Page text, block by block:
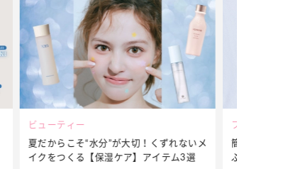
ビューティー
夏だからこそ“水分”が大切！くずれないメ
イクをつくる【保湿ケア】アイテム3選
ファッション
簡単アレン
ぷりの【そ